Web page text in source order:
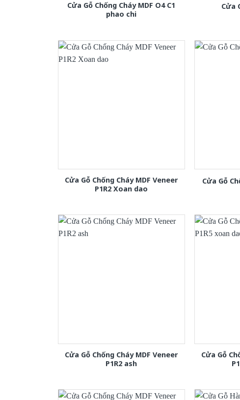
Cửa Gỗ Chống Cháy MDF O4 C1
phao chi
Cửa
Cửa Gỗ Chống Cháy MDF Veneer
P1R2 Xoan dao
Cửa Gỗ
Cửa Gỗ Chống Cháy MDF Veneer
P1R2 ash
Cửa Gỗ